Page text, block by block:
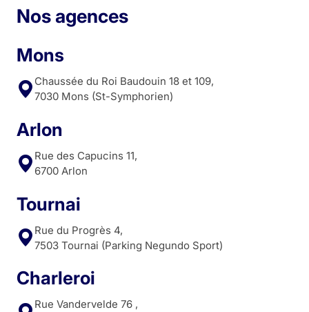
Nos agences
Mons
Chaussée du Roi Baudouin 18 et 109,
7030 Mons (St-Symphorien)
Arlon
Rue des Capucins 11,
6700 Arlon
Tournai
Rue du Progrès 4,
7503 Tournai (Parking Negundo Sport)
Charleroi
Rue Vandervelde 76 ,